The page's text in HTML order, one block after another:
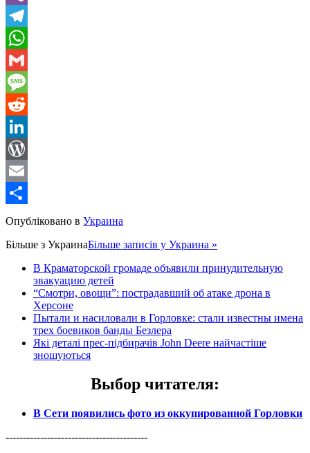
Viber
Telegram
WhatsApp
Gmail
Message
Reddit
LinkedIn
WordPress
Email
Share
Опубліковано в Украина
Більше з УкраинаБільше записів у Украина »
В Краматорской громаде объявили принудительную
эвакуацию детей
“Смотри, овощи”: пострадавший об атаке дрона в
Херсоне
Пытали и насиловали в Горловке: стали известны имена
трех боевиков банды Безлера
Які деталі прес-підбирачів John Deere найчастіше
зношуються
Выбор читателя:
В Сети появились фото из оккупированной Горловки
-----------------------------------------